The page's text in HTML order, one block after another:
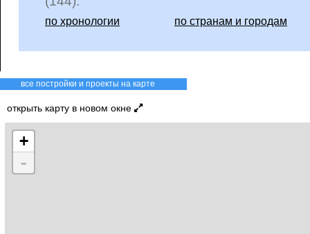
по хронологии по странам и городам
все постройки и проекты на карте
открыть карту в новом окне
+
-